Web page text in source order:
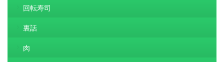
回転寿司
裏話
肉